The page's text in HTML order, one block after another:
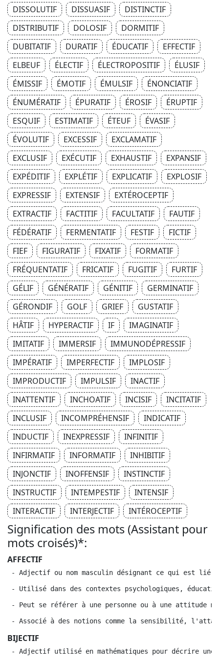
DISSOLUTIF DISSUASIF
DISTINCTIF
DISTRIBUTIF
DOLOSIF
DORMITIF
DUBITATIF
DURATIF ÉDUCATIF
EFFECTIF
ELBEUF
ÉLECTIF ÉLECTROPOSITIF
ÉLUSIF
ÉMISSIF
ÉMOTIF ÉMULSIF
ÉNONCIATIF
ÉNUMÉRATIF
ÉPURATIF ÉROSIF
ÉRUPTIF
ESQUIF
ESTIMATIF ÉTEUF
ÉVASIF
ÉVOLUTIF
EXCESSIF
EXCLAMATIF
EXCLUSIF
EXÉCUTIF EXHAUSTIF
EXPANSIF
EXPÉDITIF
EXPLÉTIF EXPLICATIF
EXPLOSIF
EXPRESSIF
EXTENSIF
EXTÉROCEPTIF
EXTRACTIF
FACTITIF FACULTATIF
FAUTIF
FÉDÉRATIF
FERMENTATIF FESTIF
FICTIF
FIEF
FIGURATIF FIXATIF
FORMATIF
FRÉQUENTATIF
FRICATIF FUGITIF
FURTIF
GÉLIF
GÉNÉRATIF GÉNITIF
GERMINATIF
GÉRONDIF
GOLF GRIEF
GUSTATIF
HÂTIF
HYPERACTIF IF
IMAGINATIF
IMITATIF
IMMERSIF
IMMUNODÉPRESSIF
IMPÉRATIF
IMPERFECTIF
IMPLOSIF
IMPRODUCTIF
IMPULSIF
INACTIF
INATTENTIF
INCHOATIF INCISIF
INCITATIF
INCLUSIF
INCOMPRÉHENSIF
INDICATIF
INDUCTIF
INEXPRESSIF
INFINITIF
INFIRMATIF
INFORMATIF
INHIBITIF
INJONCTIF
INOFFENSIF
INSTINCTIF
INSTRUCTIF
INTEMPESTIF
INTENSIF
INTERACTIF
INTERJECTIF INTÉROCEPTIF
Signification des mots (Assistant pour
mots croisés)*:
AFFECTIF
- Adjectif ou nom masculin désignant ce qui est lié
- Utilisé dans des contextes psychologiques,
- Peut se référer à une personne ou à une attitude
- Associé à des notions comme la sensibilité,
BIJECTIF
- Adjectif utilisé en mathématiques pour décrire une